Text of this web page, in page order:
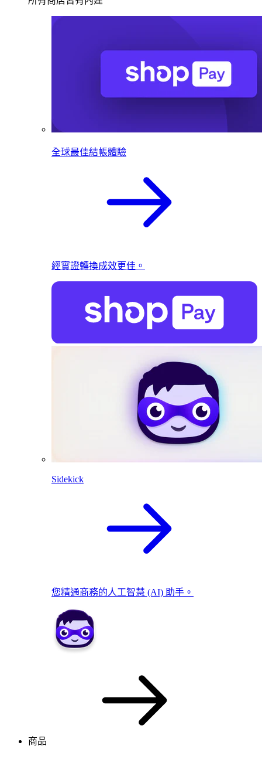
全球最佳結帳體驗
經實證轉換成效更佳。
Sidekick
您精通商務的人工智慧 (AI) 助手。
商品